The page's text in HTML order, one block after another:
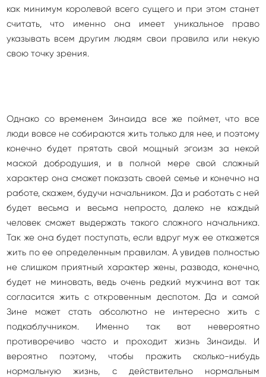
как минимум королевой всего сущего и при этом станет
считать, что именно она имеет уникальное право
указывать всем другим людям свои правила или некую
свою точку зрения.
Однако со временем Зинаида все же поймет, что все
люди вовсе не собираются жить только для нее, и поэтому
конечно будет прятать свой мощный эгоизм за некой
маской добродушия, и в полной мере свой сложный
характер она сможет показать своей семье и конечно на
работе, скажем, будучи начальником. Да и работать с ней
будет весьма и весьма непросто, далеко не каждый
человек сможет выдержать такого сложного начальника.
Так же она будет поступать, если вдруг муж ее откажется
жить по ее определенным правилам. А увидев полностью
не слишком приятный характер жены, развода, конечно,
будет не миновать, ведь очень редкий мужчина вот так
согласится жить с откровенным деспотом. Да и самой
Зине может стать абсолютно не интересно жить с
подкаблучником. Именно так вот невероятно
противоречиво часто и проходит жизнь Зинаиды. И
вероятно поэтому, чтобы прожить сколько-нибудь
нормальную жизнь, с действительно нормальным